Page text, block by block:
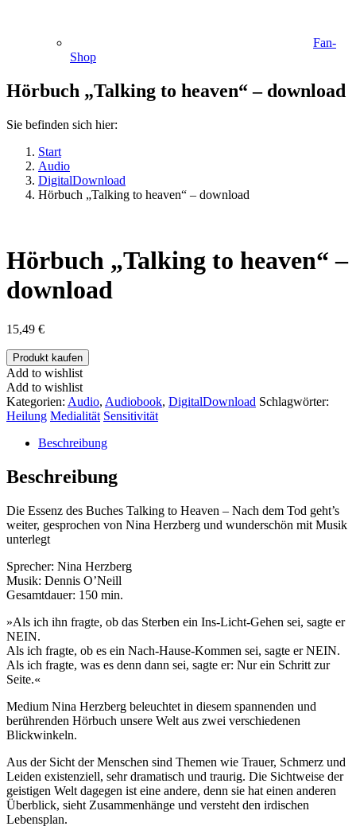
Fan-
Shop
Hörbuch „Talking to heaven“ – download
Sie befinden sich hier:
Start
Audio
DigitalDownload
Hörbuch „Talking to heaven“ – download
Hörbuch „Talking to heaven“ –
download
15,49 €
Produkt kaufen
Add to wishlist
Add to wishlist
Kategorien: Audio, Audiobook, DigitalDownload Schlagwörter:
Heilung Medialität Sensitivität
Beschreibung
Beschreibung
Die Essenz des Buches Talking to Heaven – Nach dem Tod geht’s
weiter, gesprochen von Nina Herzberg und wunderschön mit Musik
unterlegt
Sprecher: Nina Herzberg
Musik: Dennis O’Neill
Gesamtdauer: 150 min.
»Als ich ihn fragte, ob das Sterben ein Ins-Licht-Gehen sei, sagte er
NEIN.
Als ich fragte, ob es ein Nach-Hause-Kommen sei, sagte er NEIN.
Als ich fragte, was es denn dann sei, sagte er: Nur ein Schritt zur
Seite.«
Medium Nina Herzberg beleuchtet in diesem spannenden und
berührenden Hörbuch unsere Welt aus zwei verschiedenen
Blickwinkeln.
Aus der Sicht der Menschen sind Themen wie Trauer, Schmerz und
Leiden existenziell, sehr dramatisch und traurig. Die Sichtweise der
geistigen Welt dagegen ist eine andere, denn sie hat einen anderen
Überblick, sieht Zusammenhänge und versteht den irdischen
Lebensplan.